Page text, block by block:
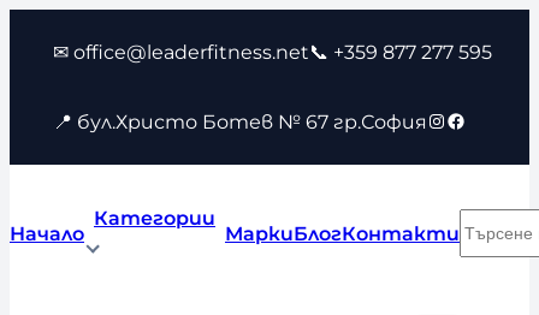
съдържанието
✉ office@leaderfitness.net📞 +359 877 277 595
📍 бул.Христо Ботев № 67 гр.София Instagram
Facebook
Начало
Категории
МаркиБлогКонтакти